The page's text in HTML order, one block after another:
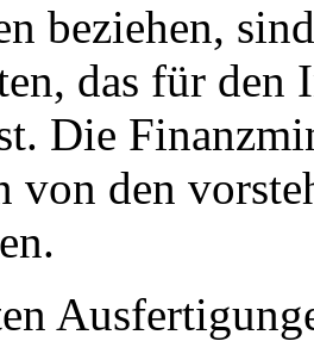
beziehen,
das für den
Die
von den